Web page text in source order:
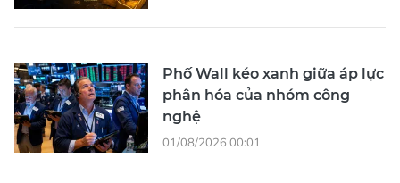
Phố Wall kéo xanh giữa áp lực
phân hóa của nhóm công
nghệ
01/08/2026 00:01